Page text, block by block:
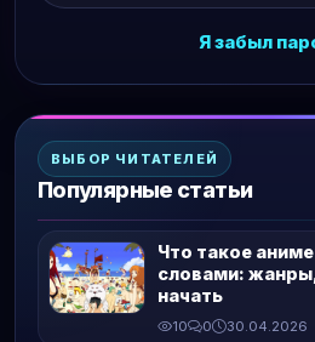
Я забыл
ВЫБОР ЧИТАТЕЛЕЙ
Популярные статьи
Что такое
словами:
начать
10 0 30.04.2026